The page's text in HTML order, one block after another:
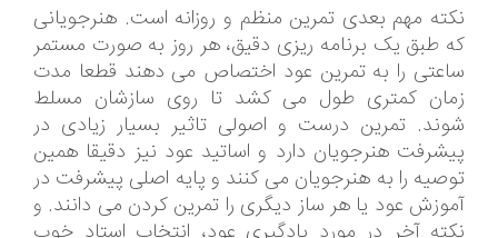
نکته مهم بعدی تمرین منظم و روزانه است. هنرجویانی
که طبق یک برنامه ریزی دقیق، هر روز به صورت مستمر
ساعتی را به تمرین عود اختصاص می دهند قطعا مدت
زمان کمتری طول می کشد تا روی سازشان مسلط
شوند. تمرین درست و اصولی تاثیر بسیار زیادی در
پیشرفت هنرجویان دارد و اساتید عود نیز دقیقا همین
توصیه را به هنرجویان می کنند و پایه اصلی پیشرفت در
آموزش عود یا هر ساز دیگری را تمرین کردن می دانند. و